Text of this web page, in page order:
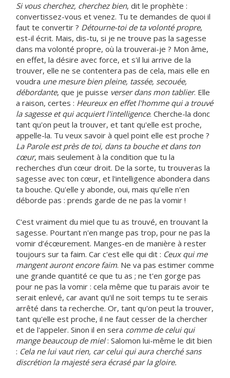
Si vous cherchez, cherchez bien, dit le prophète :
convertissez-vous et venez. Tu te demandes de quoi il
faut te convertir ? Détourne-toi de ta volonté propre,
est-il écrit. Mais, dis-tu, si je ne trouve pas la sagesse
dans ma volonté propre, où la trouverai-je ? Mon âme,
en effet, la désire avec force, et s'il lui arrive de la
trouver, elle ne se contentera pas de cela, mais elle en
voudra une mesure bien pleine, tassée, secouée,
débordante, que je puisse verser dans mon tablier. Elle
a raison, certes : Heureux en effet l'homme qui a trouvé
la sagesse et qui acquiert l'intelligence. Cherche-la donc
tant qu'on peut la trouver, et tant qu'elle est proche,
appelle-la. Tu veux savoir à quel point elle est proche ?
La Parole est près de toi, dans ta bouche et dans ton
cœur, mais seulement à la condition que tu la
recherches d'un cœur droit. De la sorte, tu trouveras la
sagesse avec ton cœur, et l'intelligence abondera dans
ta bouche. Qu'elle y abonde, oui, mais qu'elle n'en
déborde pas : prends garde de ne pas la vomir !
C'est vraiment du miel que tu as trouvé, en trouvant la
sagesse. Pourtant n'en mange pas trop, pour ne pas la
vomir d’écœurement. Manges-en de manière à rester
toujours sur ta faim. Car c'est elle qui dit : Ceux qui me
mangent auront encore faim. Ne va pas estimer comme
une grande quantité ce que tu as ; ne t'en gorge pas
pour ne pas la vomir : cela même que tu parais avoir te
serait enlevé, car avant qu'il ne soit temps tu te serais
arrêté dans ta recherche. Or, tant qu'on peut la trouver,
tant qu'elle est proche, il ne faut cesser de la chercher
et de l'appeler. Sinon il en sera comme de celui qui
mange beaucoup de miel: Salomon lui-même le dit bien
: Cela ne lui vaut rien, car celui qui aura cherché sans
discrétion la majesté sera écrasé par la gloire.